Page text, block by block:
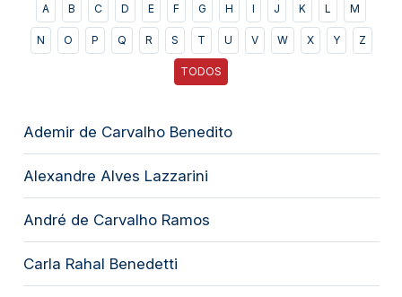
A B C D E F G H I J K L M
N O P Q R S T U V W X Y Z
TODOS
Ademir de Carvalho Benedito
Alexandre Alves Lazzarini
André de Carvalho Ramos
Carla Rahal Benedetti